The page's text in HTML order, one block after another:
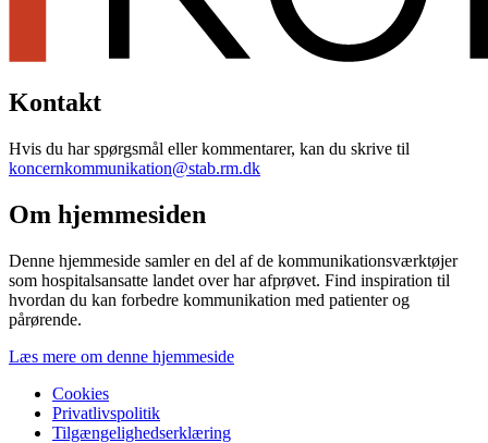
Kontakt
Hvis du har spørgsmål eller kommentarer, kan du skrive til
koncernkommunikation@stab.rm.dk
Om hjemmesiden
Denne hjemmeside samler en del af de kommunikationsværktøjer
som hospitalsansatte landet over har afprøvet. Find inspiration til
hvordan du kan forbedre kommunikation med patienter og
pårørende.
Læs mere om denne hjemmeside
Cookies
Privatlivspolitik
Tilgængelighedserklæring